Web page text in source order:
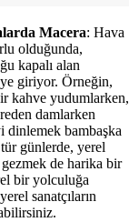
Macera: Hava
olduğunda,
kapalı alan
giriyor. Örneğin,
kahve yudumlarken,
damlarken
dinlemek bambaşka
günlerde, yerel
de harika bir
bir yolculuğa
sanatçıların